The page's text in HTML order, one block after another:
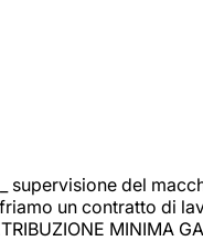
del
un contratto di
MINIMA